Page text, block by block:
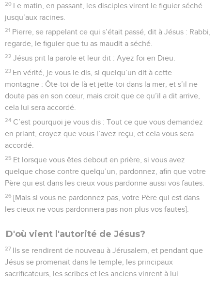
20 Le matin, en passant, les disciples virent le figuier séché
jusqu’aux racines.
21 Pierre, se rappelant ce qui s’était passé, dit à Jésus : Rabbi,
regarde, le figuier que tu as maudit a séché.
22 Jésus prit la parole et leur dit : Ayez foi en Dieu.
23 En vérité, je vous le dis, si quelqu’un dit à cette
montagne : Ôte-toi de là et jette-toi dans la mer, et s’il ne
doute pas en son cœur, mais croit que ce qu’il a dit arrive,
cela lui sera accordé.
24 C’est pourquoi je vous dis : Tout ce que vous demandez
en priant, croyez que vous l’avez reçu, et cela vous sera
accordé.
25 Et lorsque vous êtes debout en prière, si vous avez
quelque chose contre quelqu’un, pardonnez, afin que votre
Père qui est dans les cieux vous pardonne aussi vos fautes.
26 [Mais si vous ne pardonnez pas, votre Père qui est dans
les cieux ne vous pardonnera pas non plus vos fautes].
D'où vient l'autorité de Jésus?
27 Ils se rendirent de nouveau à Jérusalem, et pendant que
Jésus se promenait dans le temple, les principaux
sacrificateurs, les scribes et les anciens vinrent à lui